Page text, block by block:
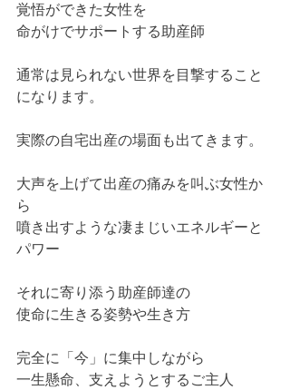
覚悟ができた女性を
命がけでサポートする助産師
通常は見られない世界を目撃すること
になります。
実際の自宅出産の場面も出てきます。
大声を上げて出産の痛みを叫ぶ女性か
ら
噴き出すような凄まじいエネルギーと
パワー
それに寄り添う助産師達の
使命に生きる姿勢や生き方
完全に「今」に集中しながら
一生懸命、支えようとするご主人